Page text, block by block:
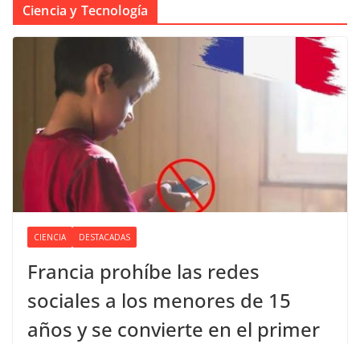
Ciencia y Tecnología
CIENCIA DESTACADAS
Francia prohíbe las redes
sociales a los menores de 15
años y se convierte en el primer